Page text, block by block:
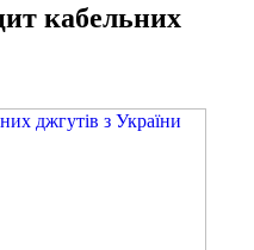
кабельних